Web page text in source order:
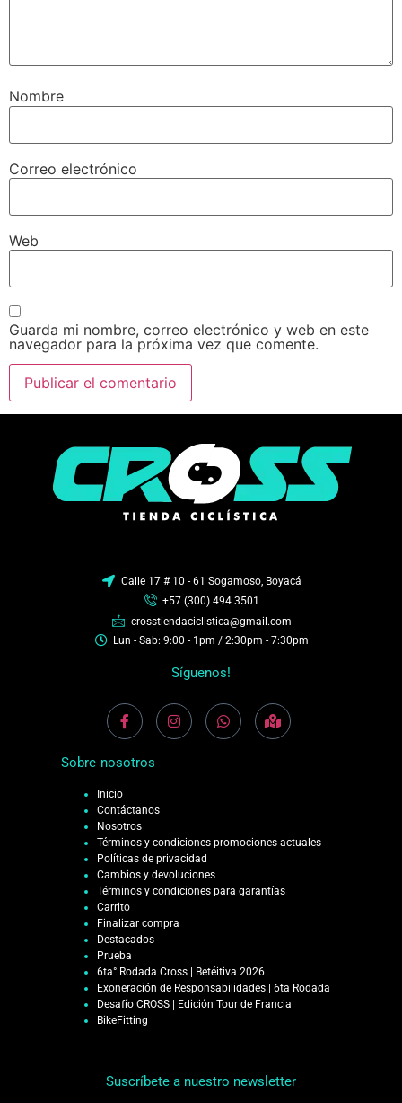
Nombre
Correo electrónico
Web
Guarda mi nombre, correo electrónico y web en este
navegador para la próxima vez que comente.
Calle 17 # 10 - 61 Sogamoso, Boyacá
+57 (300) 494 3501
crosstiendaciclistica@gmail.com
Lun - Sab: 9:00 - 1pm / 2:30pm - 7:30pm
Síguenos!
Sobre nosotros
Inicio
Contáctanos
Nosotros
Términos y condiciones promociones actuales
Políticas de privacidad
Cambios y devoluciones
Términos y condiciones para garantías
Carrito
Finalizar compra
Destacados
Prueba
6ta° Rodada Cross | Betéitiva 2026
Exoneración de Responsabilidades | 6ta Rodada
Desafío CROSS | Edición Tour de Francia
BikeFitting
Suscríbete a nuestro newsletter